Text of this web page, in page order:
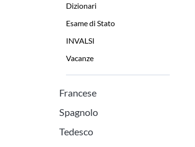
Dizionari
Esame di Stato
INVALSI
Vacanze
Francese
Spagnolo
Tedesco